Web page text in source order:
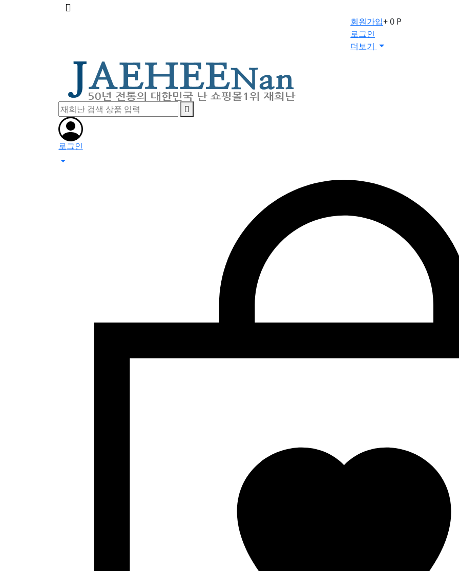
메
회원가입+ 0 P
로그인
더보기
로그인